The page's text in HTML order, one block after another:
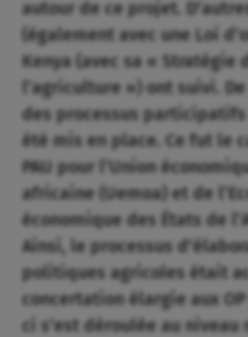
autour de ce projet.
(également avec une Loi
Kenya (avec sa «
l’agriculture ») ont suivi.
des processus
été mis en place. Ce fut le
PAU pour l’Union
africaine (Uemoa) et de
économique des États de
Ainsi, le processus
politiques agricoles était
concertation élargie aux
ci s’est déroulée au